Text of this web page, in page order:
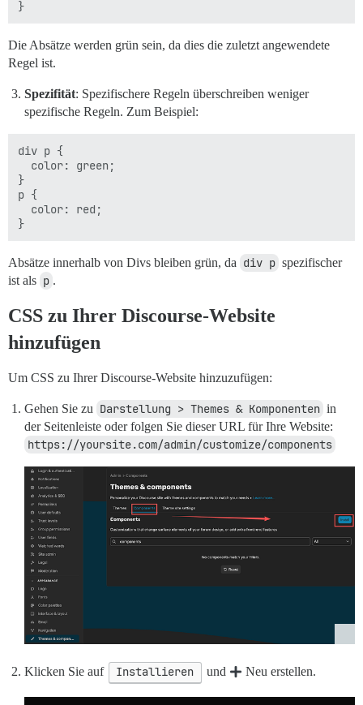
Die Absätze werden grün sein, da dies die zuletzt angewendete
Regel ist.
Spezifität: Spezifischere Regeln überschreiben weniger
spezifische Regeln. Zum Beispiel:
div p {
  color: green;
}
p {
  color: red;
Absätze innerhalb von Divs bleiben grün, da div p spezifischer
ist als p .
CSS zu Ihrer Discourse-Website
hinzufügen
Um CSS zu Ihrer Discourse-Website hinzuzufügen:
Gehen Sie zu Darstellung > Themes & Komponenten in
der Seitenleiste oder folgen Sie dieser URL für Ihre Website:
https://yoursite.com/admin/customize/components
Klicken Sie auf Installieren und Neu erstellen.